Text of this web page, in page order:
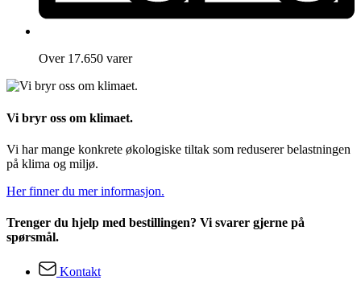
Over 17.650 varer
Vi bryr oss om klimaet.
Vi har mange konkrete økologiske tiltak som reduserer belastningen
på klima og miljø.
Her finner du mer informasjon.
Trenger du hjelp med bestillingen? Vi svarer gjerne på
spørsmål.
Kontakt